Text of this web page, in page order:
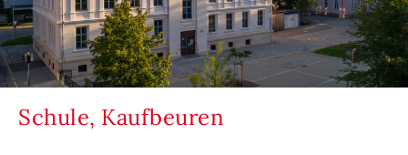
Schule, Kaufbeuren